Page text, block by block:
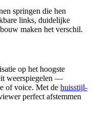
springen die hen
links, duidelijke
maken het verschil.
op het hoogste
weerspiegelen —
of voice. Met de huisstijl-
perfect afstemmen